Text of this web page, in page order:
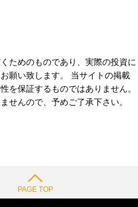
ためのものであり、実際の投資に
願い致します。 当サイトの掲載
を保証するものではありません。
せんので、予めご了承下さい。
PAGE TOP